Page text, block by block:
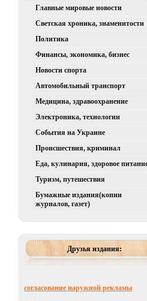
Главные мировые новости
Светская хроника, знаменитости
Политика
Финансы, экономика, бизнес
Новости спорта
Автомобильный транспорт
Медицина, здравоохранение
Электроника, технологии
События на Украине
Происшествия, криминал
Еда, кулинария, здоровое
Туризм, путешествия
Бумажные издания(копии
журналов, газет)
Друзья издания:
согласование наружной рекламы